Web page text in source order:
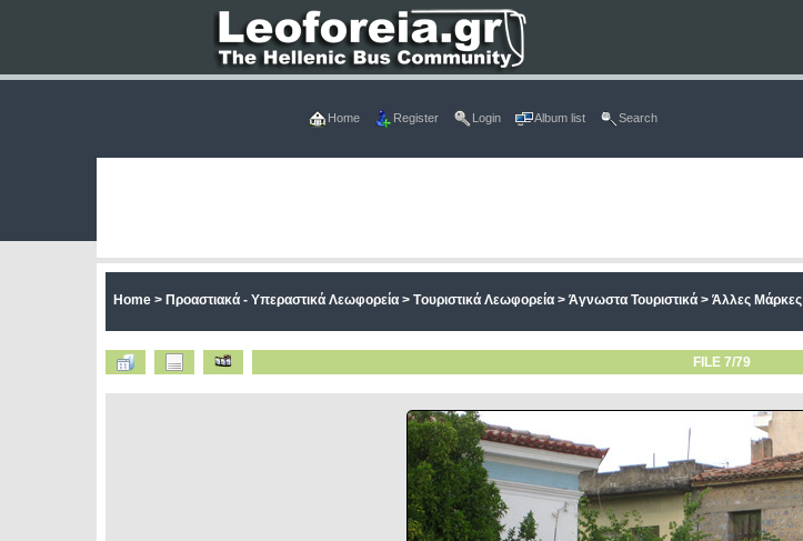
Home Register Login Album list Search
Home > Προαστιακά - Υπεραστικά Λεωφορεία >Tουριστικά Λεωφορεία >Άγνωστα Τουριστικά >Άλλες Μάρκες
FILE 7/79